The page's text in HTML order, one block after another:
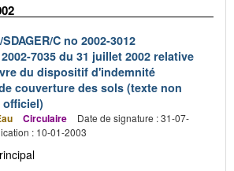
C no 2002-3012
7035 du 31 juillet 2002 relative
du dispositif d'indemnité
couverture des sols (texte non
Circulaire
Date de signature : 31-07-
: 10-01-2003